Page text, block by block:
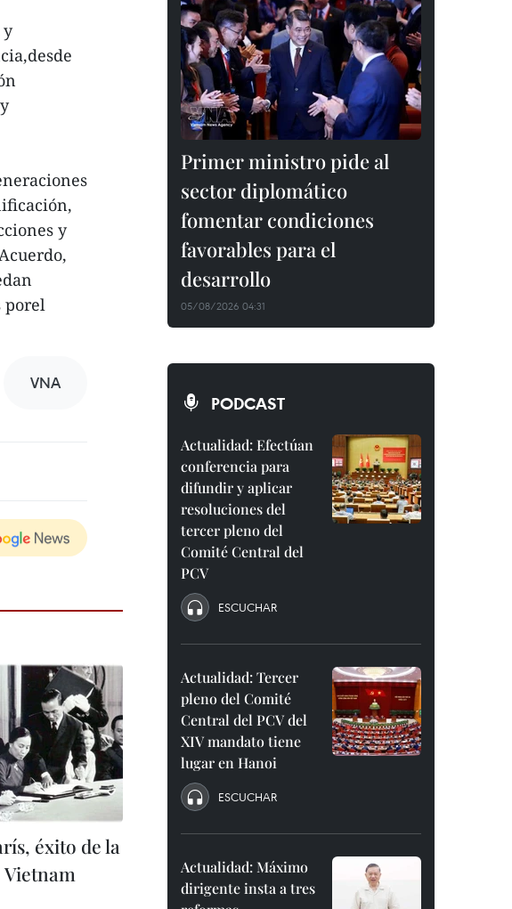
y
y
porel
VNA
éxito de la
Primer ministro pide al
sector diplomático
fomentar condiciones
favorables para el
desarrollo
05/08/2026 04:31
PODCAST
Actualidad: Efectúan
conferencia para
difundir y aplicar
resoluciones del
tercer pleno del
Comité Central del
PCV
ESCUCHAR
Actualidad: Tercer
pleno del Comité
Central del PCV del
XIV mandato tiene
lugar en Hanoi
ESCUCHAR
Actualidad: Máximo
dirigente insta a tres